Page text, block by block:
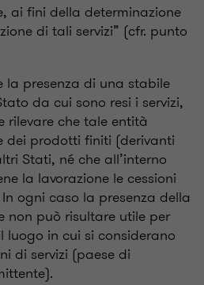
ai fini della determinazione
di tali servizi” (cfr. punto
la presenza di una stabile
da cui sono resi i servizi,
rilevare che tale entità
dei prodotti finiti (derivanti
Stati, né che all’interno
la lavorazione le cessioni
ogni caso la presenza della
non può risultare utile per
luogo in cui si considerano
di servizi (paese di